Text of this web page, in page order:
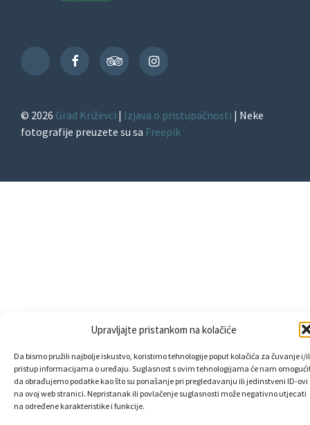
Upravljajte pristankom na kolačiće
Da bismo pružili najbolje iskustvo, koristimo tehnologije poput kolačića za čuvanje i/
pristup informacijama o uređaju. Suglasnost s ovim tehnologijama će nam
da obrađujemo podatke kao što su ponašanje pri pregledavanju ili jedinstveni ID-ovi
na ovoj web stranici. Nepristanak ili povlačenje suglasnosti može negativno utjecati
na određene karakteristike i funkcije.
TikTok
FacebookTripAdvisorInstagram
© 2026 Grad Križevci | Izjava o pristupačnosti | Neke
fotografije preuzete su sa Freepik